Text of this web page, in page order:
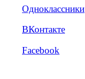
Одноклассники
ВКонтакте
Facebook